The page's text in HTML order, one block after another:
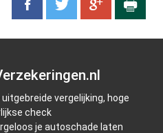
uitgebreide vergelijking, hoge
check
je autoschade laten